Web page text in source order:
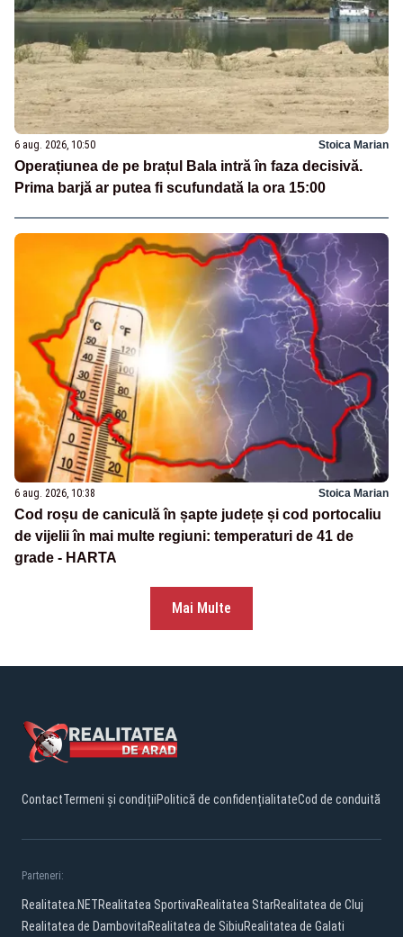
6 aug. 2026, 10:50 Stoica Marian
Operațiunea de pe brațul Bala intră în faza decisivă.
Prima barjă ar putea fi scufundată la ora 15:00
6 aug. 2026, 10:38 Stoica Marian
Cod roșu de caniculă în șapte județe și cod portocaliu
de vijelii în mai multe regiuni: temperaturi de 41 de
grade - HARTA
Mai Multe
ContactTermeni și condițiiPolitică de confidențialitateCod de conduită
Parteneri:
Realitatea.NETRealitatea SportivaRealitatea StarRealitatea de Cluj
Realitatea de DambovitaRealitatea de SibiuRealitatea de Galati